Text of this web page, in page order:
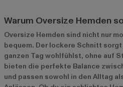
Warum Oversize Hemden
Oversize Hemden sind nicht nur
bequem. Der lockere Schnitt
ganzen Tag wohlfühlst, ohne auf
bieten die perfekte Balance
und passen sowohl in den Alltag